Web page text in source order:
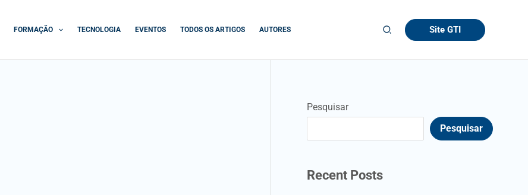
FORMAÇÃO TECNOLOGIA EVENTOS TODOS OS ARTIGOS AUTORES Site GTI
Pesquisar
Pesquisar
Recent Posts